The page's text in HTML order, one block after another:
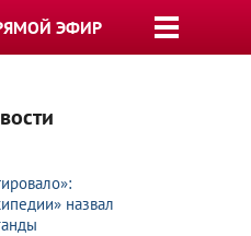
ЭФИР
назвал